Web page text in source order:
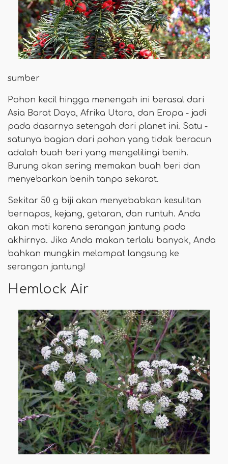
sumber
Pohon kecil hingga menengah ini berasal dari
Asia Barat Daya, Afrika Utara, dan Eropa - jadi
pada dasarnya setengah dari planet ini. Satu -
satunya bagian dari pohon yang tidak beracun
adalah buah beri yang mengelilingi benih.
Burung akan sering memakan buah beri dan
menyebarkan benih tanpa sekarat.
Sekitar 50 g biji akan menyebabkan kesulitan
bernapas, kejang, getaran, dan runtuh. Anda
akan mati karena serangan jantung pada
akhirnya. Jika Anda makan terlalu banyak, Anda
bahkan mungkin melompat langsung ke
serangan jantung!
Hemlock Air